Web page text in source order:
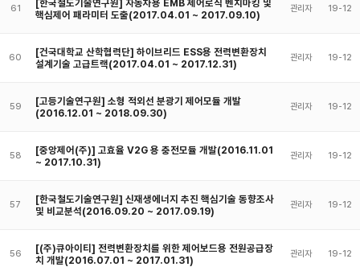
61
[한국철도기술연구원] 자동차용 EMB 제어로직 벤치마킹 및
핵심제어 패라미터 도출(2017.04.01 ~ 2017.09.10)
관리자 19-12
60
[건국대학교 산학협력단] 하이브리드 ESS용 전력변환장치
설계기술 고급트랙(2017.04.01 ~ 2017.12.31)
관리자 19-12
59
[고등기술연구원] 소형 적외선 분광기 제어모듈 개발
(2016.12.01 ~ 2018.09.30)
관리자 19-12
58
[중앙제어(주)] 고효율 V2G 용 충전모듈 개발(2016.11.01
~ 2017.10.31)
관리자 19-12
57
[한국철도기술연구원] 신재생에너지 추진 핵심기술 동향조사
및 비교분석(2016.09.20 ~ 2017.09.19)
관리자 19-12
56
[(주)큐아이티] 전력변환장치를 위한 제어보드용 전원공급장
치 개발(2016.07.01 ~ 2017.01.31)
관리자 19-12